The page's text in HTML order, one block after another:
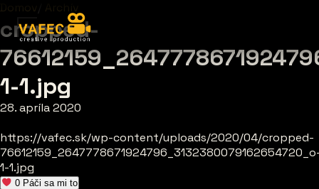
Domov Archív
cropped-
1-1.jpg
28. apríla 2020
https://vafec.sk/wp-content/uploads/2020/04/cropped-
1-1.jpg
0 Páči sa mi to